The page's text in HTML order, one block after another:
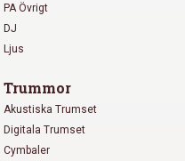
PA Övrigt
DJ
Ljus
Trummor
Akustiska Trumset
Digitala Trumset
Cymbaler